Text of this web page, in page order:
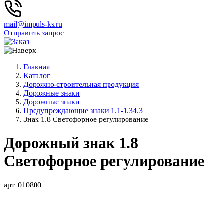
mail@impuls-ks.ru
Отправить запрос
Главная
Каталог
Дорожно-строительная продукция
Дорожные знаки
Дорожные знаки
Предупреждающие знаки 1.1-1.34.3
Знак 1.8 Светофорное регулирование
Дорожный знак 1.8
Светофорное регулирование
арт. 010800